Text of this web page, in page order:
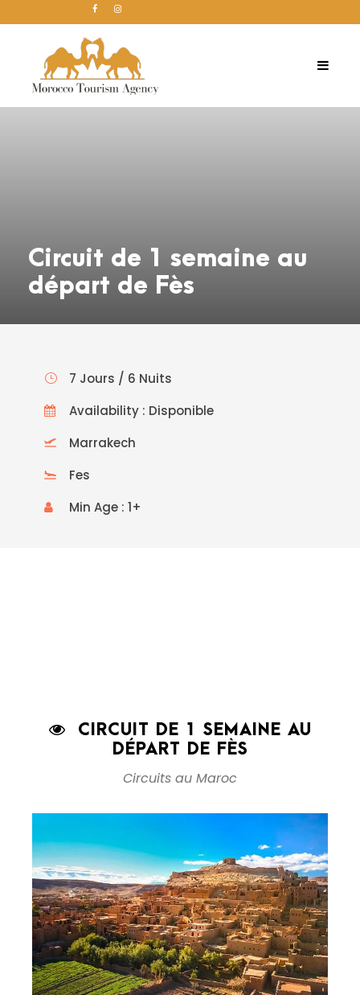
Circuit de 1 semaine au
départ de Fès
7 Jours / 6 Nuits
Availability : Disponible
Marrakech
Fes
Min Age : 1+
CIRCUIT DE 1 SEMAINE AU
DÉPART DE FÈS
Circuits au Maroc